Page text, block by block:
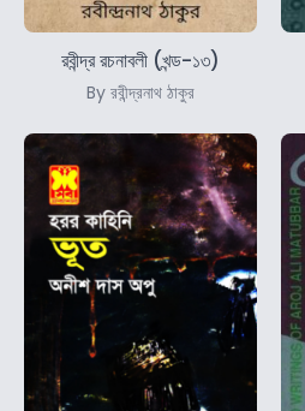
রবীন্দ্র রচনাবলী (খন্ড-১৩)
By রবীন্দ্রনাথ ঠাকুর